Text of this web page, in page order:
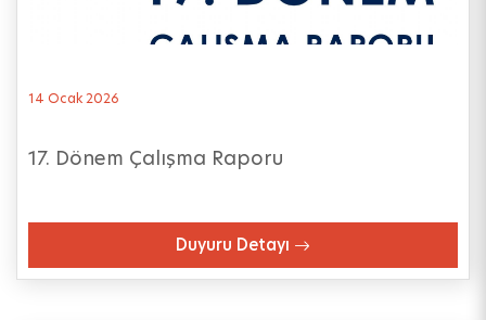
14 Ocak 2026
17. Dönem Çalışma Raporu
Duyuru Detayı